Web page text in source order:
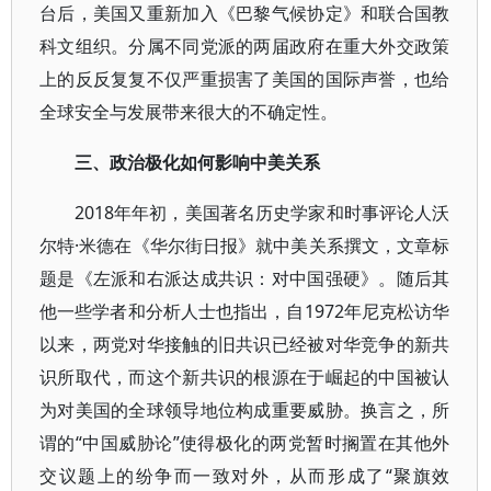
台后，美国又重新加入《巴黎气候协定》和联合国教
科文组织。分属不同党派的两届政府在重大外交政策
上的反反复复不仅严重损害了美国的国际声誉，也给
全球安全与发展带来很大的不确定性。
三、政治极化如何影响中美关系
2018年年初，美国著名历史学家和时事评论人沃
尔特·米德在《华尔街日报》就中美关系撰文，文章标
题是《左派和右派达成共识：对中国强硬》。随后其
他一些学者和分析人士也指出，自1972年尼克松访华
以来，两党对华接触的旧共识已经被对华竞争的新共
识所取代，而这个新共识的根源在于崛起的中国被认
为对美国的全球领导地位构成重要威胁。换言之，所
谓的“中国威胁论”使得极化的两党暂时搁置在其他外
交议题上的纷争而一致对外，从而形成了“聚旗效